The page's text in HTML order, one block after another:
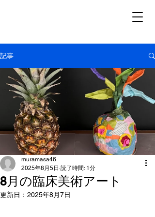
記事
8月の臨床美術アート
muramasa46
2025年8月5日 読了時間: 1分
更新日： 2025年8月7日